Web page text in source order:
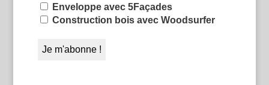
Enveloppe avec 5Façades
Construction bois avec Woodsurfer